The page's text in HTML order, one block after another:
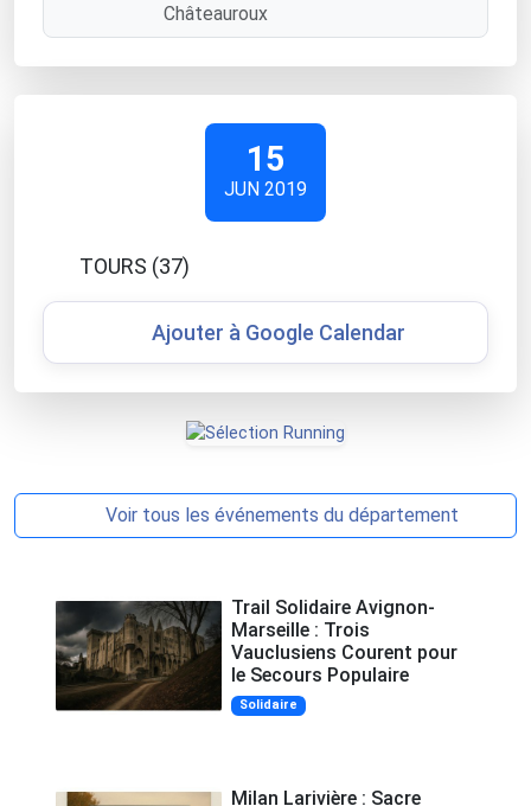
Châteauroux
15
JUN 2019
TOURS (37)
Ajouter à Google Calendar
Voir tous les événements du département
Trail Solidaire Avignon-
Marseille : Trois
Vauclusiens Courent pour
le Secours Populaire
Solidaire
Milan Larivière : Sacre